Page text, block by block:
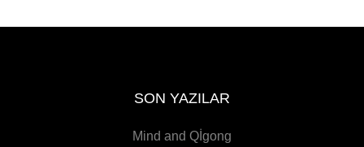
SON YAZILAR
Mind and Qİgong